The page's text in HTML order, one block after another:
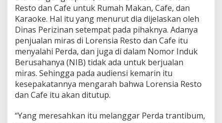
Resto dan Cafe untuk Rumah Makan, Cafe, dan
Karaoke. Hal itu yang menurut dia dijelaskan oleh
Dinas Perizinan setempat pada pihaknya. Adanya
penjualan miras di Lorensia Resto dan Cafe itu
menyalahi Perda, dan juga di dalam Nomor Induk
Berusahanya (NIB) tidak ada untuk berjualan
miras. Sehingga pada audiensi kemarin itu
kesepakatannya mengarah bahwa Lorensia Resto
dan Cafe itu akan ditutup.
“Yang meresahkan itu melanggar Perda trantibum,